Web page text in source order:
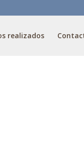
realizados